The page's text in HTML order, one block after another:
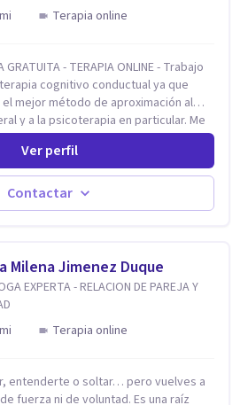
Terapia online
GRATUITA - TERAPIA ONLINE - Trabajo
cognitivo conductual ya que
mejor método de aproximación al
y a la psicoterapia en particular. Me
de cambio conductual por los que una
sus objetivos, transitando,
sus patrones cognitivos y
patologías específicas como trastornos
y también crisis vitales y procesos
Ver perfil
Contactar
Milena Jimenez Duque
EXPERTA - RELACION DE PAREJA Y
Terapia online
entenderte o soltar… pero vuelves a
fuerza ni de voluntad. Es una raíz